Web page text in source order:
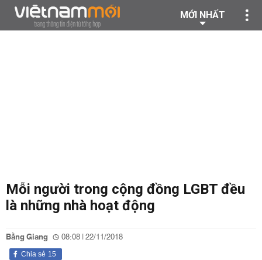
MỚI NHẤT
Mỗi người trong cộng đồng LGBT đều
là những nhà hoạt động
Bằng Giang 08:08 | 22/11/2018
15
Chia sẻ